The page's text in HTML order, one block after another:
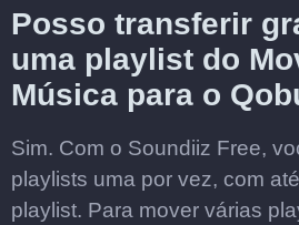
Posso transferir
uma playlist do
Música para o
Sim. Com o Soundiiz Free,
playlists uma por vez, com
playlist. Para mover várias